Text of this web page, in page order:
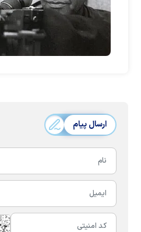
ارسال پیام